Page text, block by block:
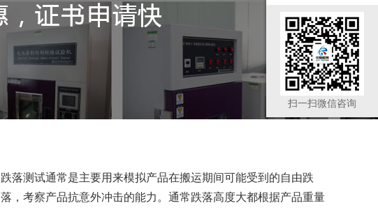
跌落测试通常是主要用来模拟产品在搬运期间可能受到的自由跌
落，考察产品抗意外冲击的能力。通常跌落高度大都根据产品重量
扫一扫微信咨询